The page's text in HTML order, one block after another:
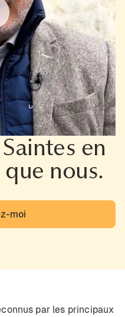
en
nous.
moi
par les principaux